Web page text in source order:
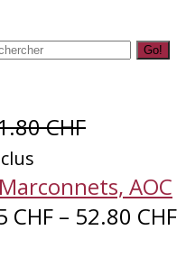
Go!
CHF
AOC
CHF – 52.80 CHF